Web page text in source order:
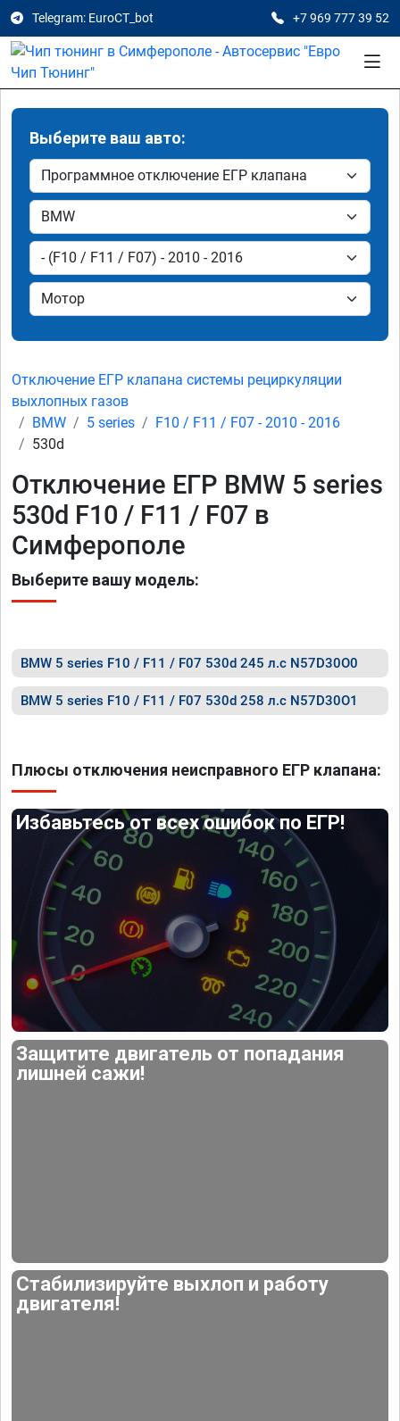
Telegram: EuroCT_bot +7 969 777 39 52
Выберите ваш авто:
Отключение ЕГР клапана системы рециркуляции
выхлопных газов
BMW
5 series
F10 / F11 / F07 - 2010 - 2016
530d
Отключение ЕГР BMW 5 series
530d F10 / F11 / F07 в
Симферополе
Выберите вашу модель:
BMW 5 series F10 / F11 / F07 530d 245 л.с N57D30O0
BMW 5 series F10 / F11 / F07 530d 258 л.с N57D30O1
Плюсы отключения неисправного ЕГР клапана:
Избавьтесь от всех ошибок по ЕГР!
Защитите двигатель от попадания
лишней сажи!
Стабилизируйте выхлоп и работу
двигателя!